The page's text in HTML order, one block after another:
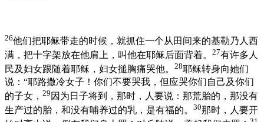
26他们把耶稣带走的时候，就抓住一个从田间来的基勒乃人西
满，把十字架放在他肩上，叫他在耶稣后面背着。 27有许多人
民及妇女跟随着耶稣，妇女搥胸痛哭他。 28耶稣转身向她们
说：“耶路撒冷女子！你们不要哭我，但应哭你们自己及你们
的子女， 29 因为日子将到，那时，人要说：那荒胎的，那没有
生产过的胎，和没有哺养过的乳，是有福的。 30那时，人要开